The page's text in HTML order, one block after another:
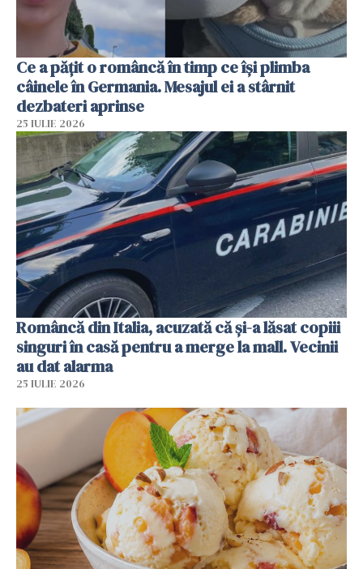
Ce a pățit o româncă în timp ce își plimba
câinele în Germania. Mesajul ei a stârnit
dezbateri aprinse
25 IULIE 2026
Româncă din Italia, acuzată că și-a lăsat copiii
singuri în casă pentru a merge la mall. Vecinii
au dat alarma
25 IULIE 2026